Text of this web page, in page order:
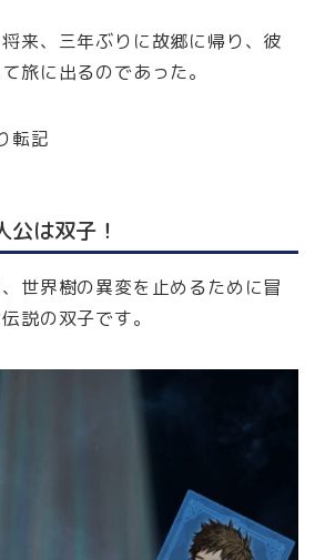
来、三年ぶりに故郷に帰り、彼
旅に出るのであった。
転記
公は双子！
世界樹の異変を止めるために冒
説の双子です。